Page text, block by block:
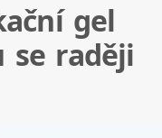
gel
se raději